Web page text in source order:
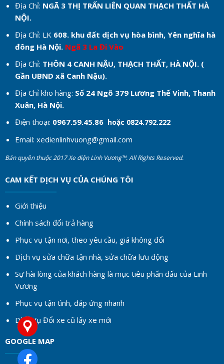
Địa Chỉ: NGÃ 3 THỊ TRẤN LIÊN QUAN THẠCH THẤT HÀ
NỘI.
Địa Chỉ: LK 608. khu đất dịch vụ hòa bình, Yên nghĩa hà
đông Hà Nội. Ngã 3 La Đi Vào
Địa Chỉ: THÔN 4 CANH NẬU, THẠCH THẤT, HÀ NỘI. (
Gần UBND xã Canh Nậu).
Địa Chỉ kho hàng: Số 24 Ngõ 379 Lương Thế Vinh, Thanh
Xuân, Hà Nội.
Điện thoại: 0967.59.45.86 hoặc 0824.792.222
Email: xedienlinhvuong@gmail.com
Bản quyền thuộc 2017 Xe điện Linh Vương™. All Rights Reserved.
CAM KẾT DỊCH VỤ CỦA CHÚNG TÔI
Giới thiệu
Chính sách đổi trả hàng
Phục vụ tận nơi, theo yêu cầu, giá không đổi
Dịch vụ sửa chữa tận nhà, sửa chữa lưu động
Sự hài lòng của khách hàng là mục tiêu phấn đấu của Linh
Vương
Phục vụ tận tình, đáp ứng nhanh
Dịch Vụ Đổi xe cũ lấy xe mới
GOOGLE MAP